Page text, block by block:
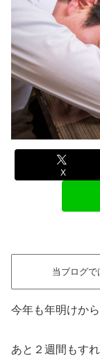
X
当ブログ
今年も年明けか
あと２週間もす